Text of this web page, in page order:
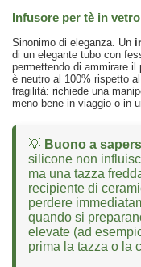
Infusore per tè in vetro
Sinonimo di eleganza. Un
di un elegante tubo con
permettendo di ammirare
è neutro al 100% rispetto
fragilità: richiede una
meno bene in viaggio o in
💡 Buono a
silicone non
ma una tazza
recipiente di
perdere
quando si
elevate (ad
prima la tazza o la